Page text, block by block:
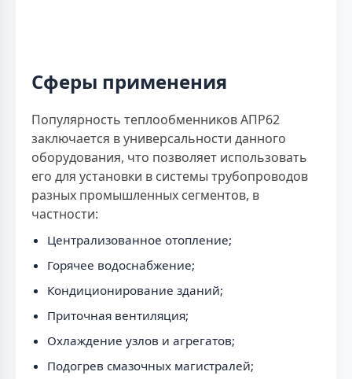
Сферы применения
Популярность теплообменников АПР62
заключается в универсальности данного
оборудования, что позволяет использовать
его для установки в системы трубопроводов
разных промышленных сегментов, в
частности:
Централизованное отопление;
Горячее водоснабжение;
Кондиционирование зданий;
Приточная вентиляция;
Охлаждение узлов и агрегатов;
Подогрев смазочных магистралей;